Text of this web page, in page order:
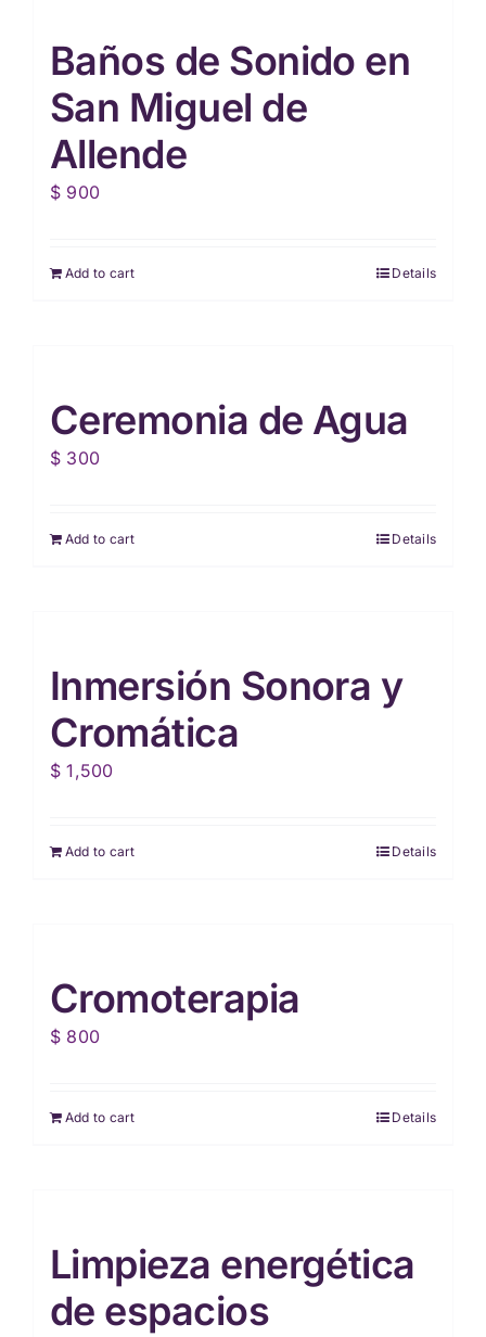
Baños de Sonido en
San Miguel de
Allende
$ 900
Add to cart Details
Ceremonia de Agua
$ 300
Add to cart Details
Inmersión Sonora y
Cromática
$ 1,500
Add to cart Details
Cromoterapia
$ 800
Add to cart Details
Limpieza energética
de espacios